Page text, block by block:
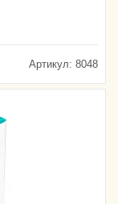
Артикул: 8048